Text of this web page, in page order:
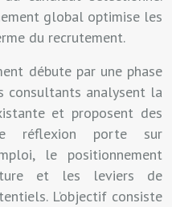
global optimise les
du recrutement.
débute par une phase
consultants analysent la
et proposent des
réflexion porte sur
le positionnement
et les leviers de
L’objectif consiste